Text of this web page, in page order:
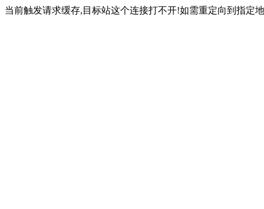
当前触发请求缓存,目标站这个连接打不开!如需重定向到指定